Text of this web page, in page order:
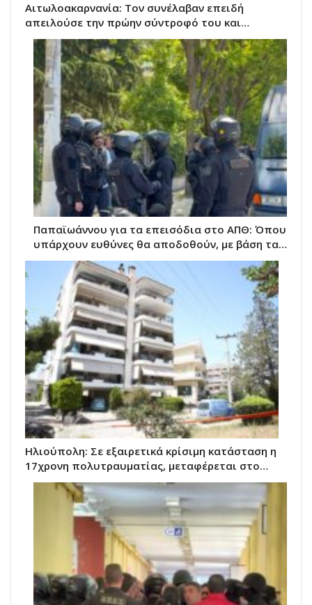
Αιτωλοακαρνανία: Τον συνέλαβαν επειδή
απειλούσε την πρώην σύντροφό του και…
Παπαϊωάννου για τα επεισόδια στο ΑΠΘ: Όπου
υπάρχουν ευθύνες θα αποδοθούν, με βάση τα…
Ηλιούπολη: Σε εξαιρετικά κρίσιμη κατάσταση η
17χρονη πολυτραυματίας, μεταφέρεται στο…